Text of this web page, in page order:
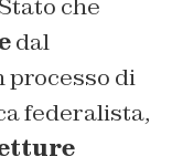
che
dal
processo di
federalista,